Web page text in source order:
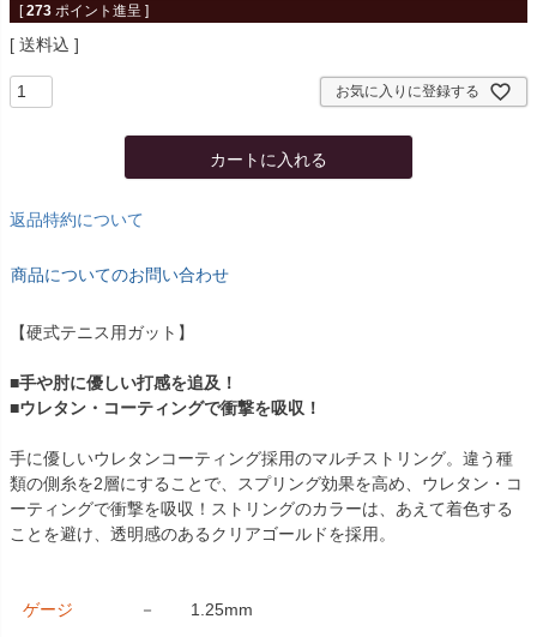
[ 273 ポイント進呈 ]
送料込
お気に入りに登録する
カートに入れる
返品特約について
商品についてのお問い合わせ
【硬式テニス用ガット】
■手や肘に優しい打感を追及！
■ウレタン・コーティングで衝撃を吸収！
手に優しいウレタンコーティング採用のマルチストリング。違う種
類の側糸を2層にすることで、スプリング効果を高め、ウレタン・コ
ーティングで衝撃を吸収！ストリングのカラーは、あえて着色する
ことを避け、透明感のあるクリアゴールドを採用。
ゲージ － 1.25mm